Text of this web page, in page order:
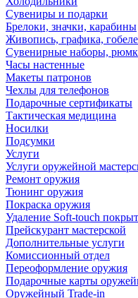
Сувениры и подарки
Брелоки, значки, карабины
Живопись, графика,
Сувенирные наборы,
Часы настенные
Макеты патронов
Чехлы для телефонов
Подарочные сертификаты
Тактическая медицина
Носилки
Подсумки
Услуги
Услуги оружейной
Ремонт оружия
Тюнинг оружия
Покраска оружия
Удаление Soft-touch
Прейскурант мастерской
Дополнительные услуги
Комиссионный отдел
Переоформление оружия
Подарочные карты
Оружейный Trade-in